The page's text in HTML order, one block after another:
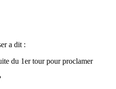
a dit :
du 1er tour pour proclamer